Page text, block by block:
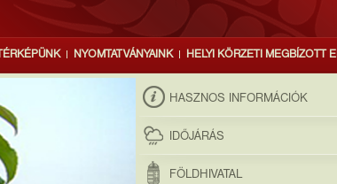
TÉRKÉPÜNK NYOMTATVÁNYAINK HELYI KÖRZETI MEGBÍZOTT
HASZNOS INFORMÁCIÓK
IDŐJÁRÁS
FÖLDHIVATAL